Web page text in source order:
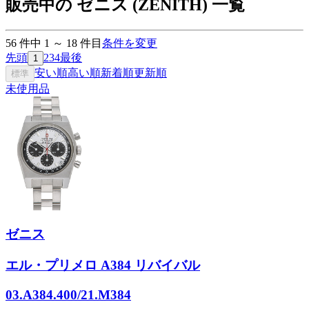
販売中の ゼニス (ZENITH) 一覧
56 件中 1 ～ 18 件目 条件を変更
先頭 1 234最後
標準 安い順高い順新着順更新順
未使用品
ゼニス
エル・プリメロ A384 リバイバル
03.A384.400/21.M384